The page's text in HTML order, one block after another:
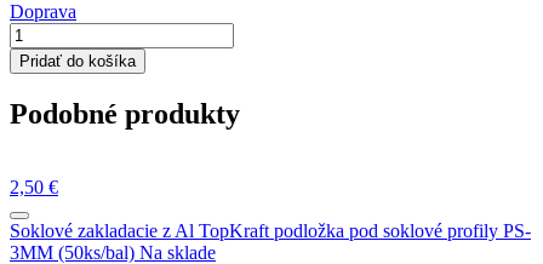
Doprava
množstvo
TopKraft
podložka
soklové
2MM
Pridať do košíka
Podobné produkty
2,50 €
Soklové zakladacie z Al TopKraft podložka pod soklové profily PS-
3MM (50ks/bal) Na sklade